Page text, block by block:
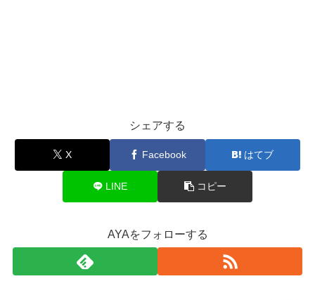
シェアする
X Facebook はてブ
LINE コピー
AYAをフォローする